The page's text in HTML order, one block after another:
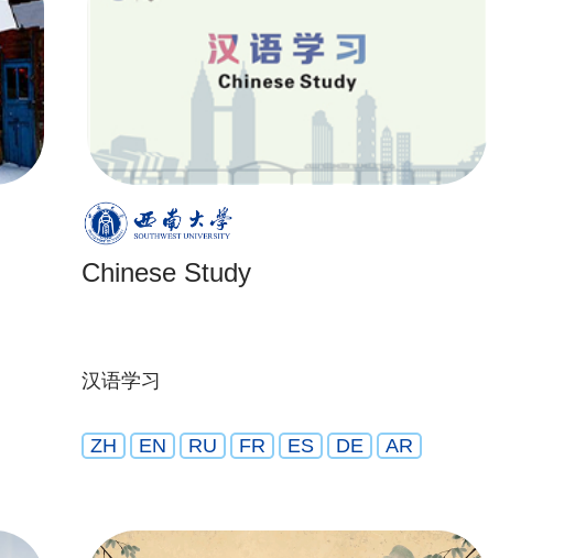
Chinese Study
汉语学习
ZH EN RU FR ES DE AR